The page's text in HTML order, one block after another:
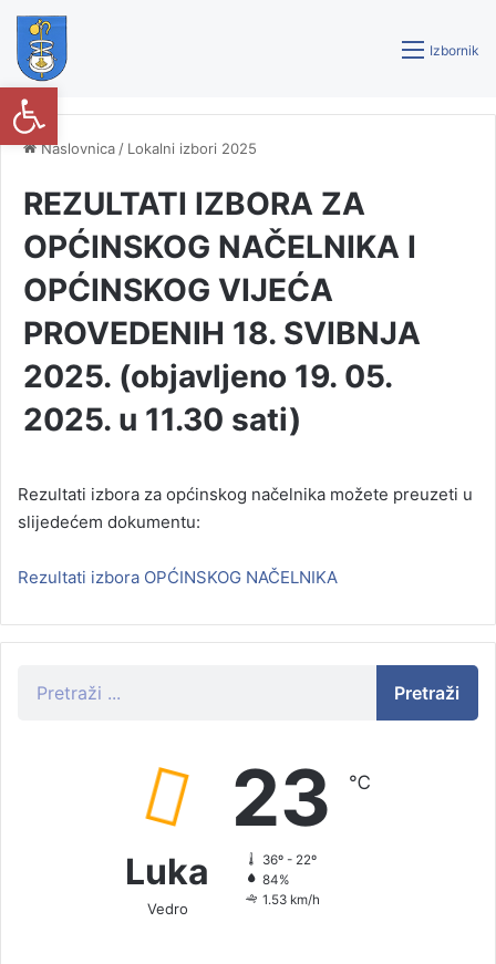
Izbornik
Naslovnica / Lokalni izbori 2025
REZULTATI IZBORA ZA
OPĆINSKOG NAČELNIKA I
OPĆINSKOG VIJEĆA
PROVEDENIH 18. SVIBNJA
2025. (objavljeno 19. 05.
2025. u 11.30 sati)
Rezultati izbora za općinskog načelnika možete preuzeti u
slijedećem dokumentu:
Rezultati izbora OPĆINSKOG NAČELNIKA
Pretraži
Luka
Vedro
23 ℃
36º - 22º
84%
1.53 km/h
Open toolbar